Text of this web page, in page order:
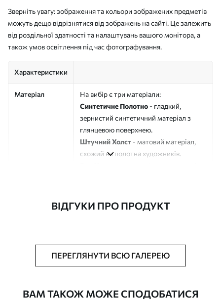
Зверніть увагу: зображення та кольори зображених предметів
можуть дещо відрізнятися від зображень на сайті. Це залежить
від роздільної здатності та налаштувань вашого монітора, а
також умов освітлення під час фотографування.
Характеристики
Матеріал
На вибір є три матеріали:
Синтетичне Полотно - гладкий,
зернистий синтетичний матеріал з
глянцевою поверхнею.
Штучний Холст - матовий матеріал,
схожий на полотна художників.
Додатково Можна додати лакове покриття.
ВІДГУКИ ПРО ПРОДУКТ
ПЕРЕГЛЯНУТИ ВСЮ ГАЛЕРЕЮ
ВАМ ТАКОЖ МОЖЕ СПОДОБАТИСЯ